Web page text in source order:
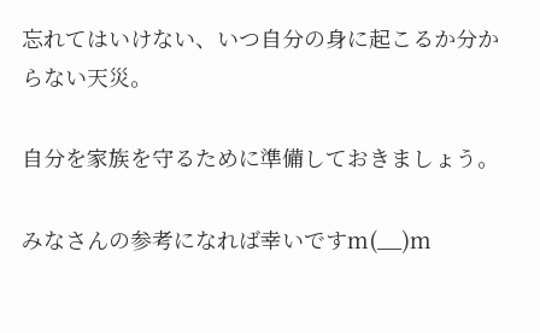
忘れてはいけない、いつ自分の身に起こるか分か
らない天災。
自分を家族を守るために準備しておきましょう。
みなさんの参考になれば幸いですm(__)m